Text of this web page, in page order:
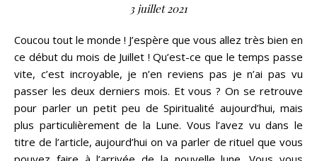
3 juillet 2021
Coucou tout le monde ! J’espère que vous allez très bien en
ce début du mois de Juillet ! Qu’est-ce que le temps passe
vite, c’est incroyable, je n’en reviens pas je n’ai pas vu
passer les deux derniers mois. Et vous ? On se retrouve
pour parler un petit peu de Spiritualité aujourd’hui, mais
plus particulièrement de la Lune. Vous l’avez vu dans le
titre de l’article, aujourd’hui on va parler de rituel que vous